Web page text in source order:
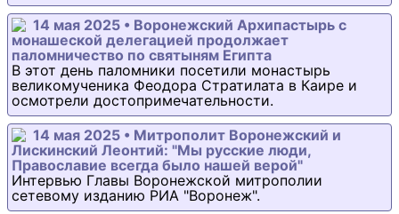
14 мая 2025 • Воронежский Архипастырь с
монашеской делегацией продолжает
паломничество по святыням Египта
В этот день паломники посетили монастырь
великомученика Феодора Стратилата в Каире и
осмотрели достопримечательности.
14 мая 2025 • Митрополит Воронежский и
Лискинский Леонтий: "Мы русские люди,
Православие всегда было нашей верой"
Интервью Главы Воронежской митрополии
сетевому изданию РИА "Воронеж".